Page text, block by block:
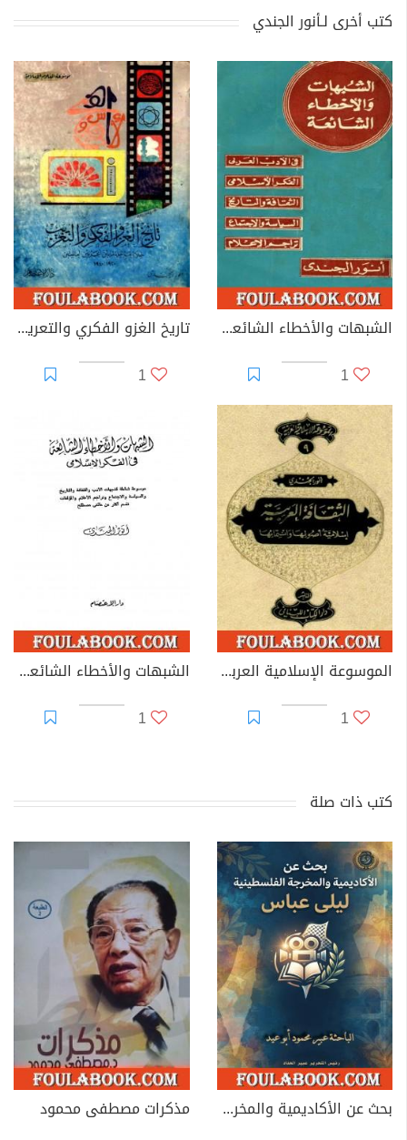
كتب أخرى لـأنور الجندي
الشبهات والأخطاء الشائعة في الأدب العربي والتراجم والفكر الإسلامي
1
تاريخ الغزو الفكري والتعريب خلال ما بين الحربين العالميتين 1920-1940
1
الموسوعة الإسلامية العربية - المجلد التاسع: الثقافة العربية إسلامية أصولها وانتمائها
1
الشبهات والأخطاء الشائعة في الفكر الإسلامي
1
كتب ذات صلة
بحث عن الأكاديمية والمخرجة الفلسطينية ليلى عباس
مذكرات مصطفى محمود